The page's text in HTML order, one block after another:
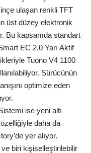
ulaşan renkli TFT
üst düzey elektronik
Bu kapsamda standart
EC 2.0 Yarı Aktif
Tuono V4 1100
Sürücünün
optimize eden
ise yeni altı
daha da
yer alıyor.
biri kişiselleştirilebilir